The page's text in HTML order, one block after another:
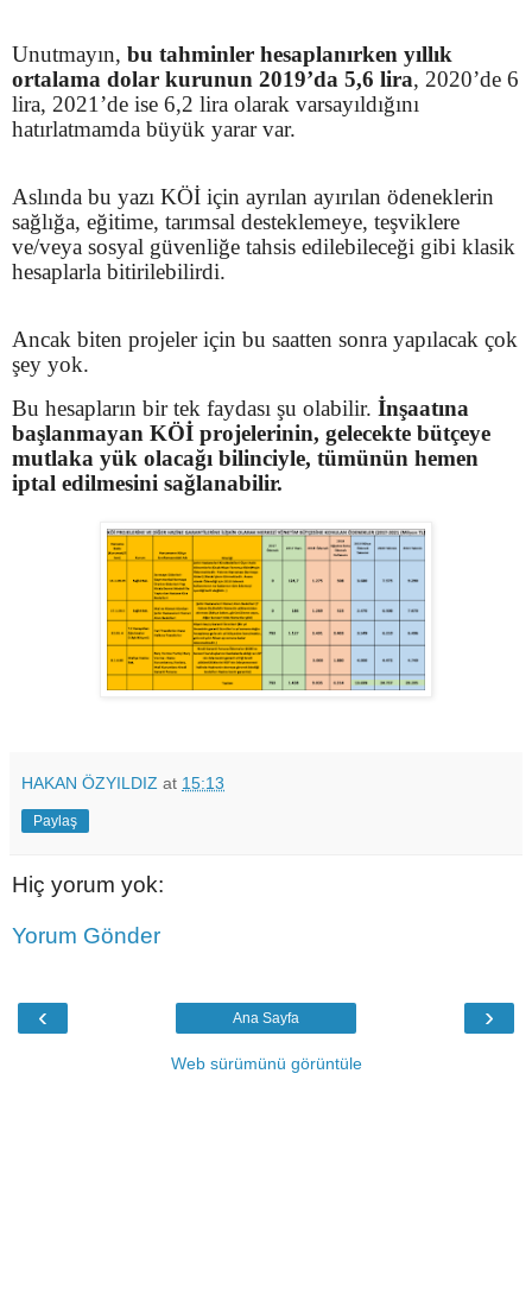
Unutmayın, bu tahminler hesaplanırken yıllık
ortalama dolar kurunun 2019’da 5,6 lira, 2020’de 6
lira, 2021’de ise 6,2 lira olarak varsayıldığını
hatırlatmamda büyük yarar var.
Aslında bu yazı KÖİ için ayrılan ayırılan ödeneklerin
sağlığa, eğitime, tarımsal desteklemeye, teşviklere
ve/veya sosyal güvenliğe tahsis edilebileceği gibi klasik
hesaplarla bitirilebilirdi.
Ancak biten projeler için bu saatten sonra yapılacak çok
şey yok.
Bu hesapların bir tek faydası şu olabilir. İnşaatına
başlanmayan KÖİ projelerinin, gelecekte bütçeye
mutlaka yük olacağı bilinciyle, tümünün hemen
iptal edilmesini sağlanabilir.
HAKAN ÖZYILDIZ at 15:13
Paylaş
Hiç yorum yok:
Yorum Gönder
‹ ›
Ana Sayfa
Web sürümünü görüntüle